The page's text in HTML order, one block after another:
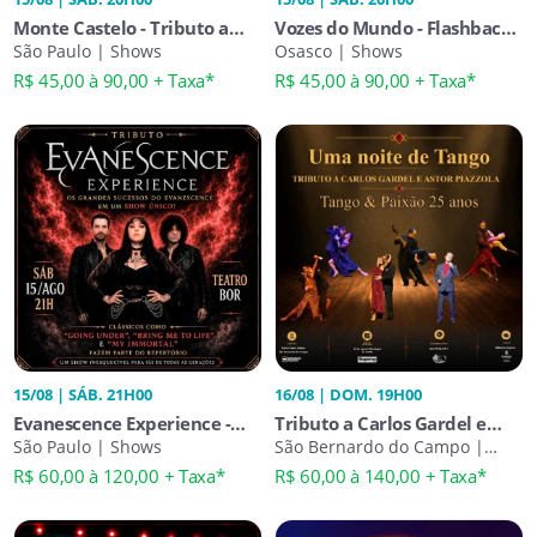
Monte Castelo - Tributo a
Legião Urbana
São Paulo | Shows
R$ 45,00 à 90,00 + Taxa*
Vozes do Mundo - Flashback
Tribute em Osasco
Osasco | Shows
R$ 45,00 à 90,00 + Taxa*
15/08 | SÁB. 21H00
Evanescence Experience -
Tributo
São Paulo | Shows
R$ 60,00 à 120,00 + Taxa*
16/08 | DOM. 19H00
Tributo a Carlos Gardel e
Astor Piazzolla - Tango &
Paixão - 25 Anos
São Bernardo do Campo |
Shows
R$ 60,00 à 140,00 + Taxa*